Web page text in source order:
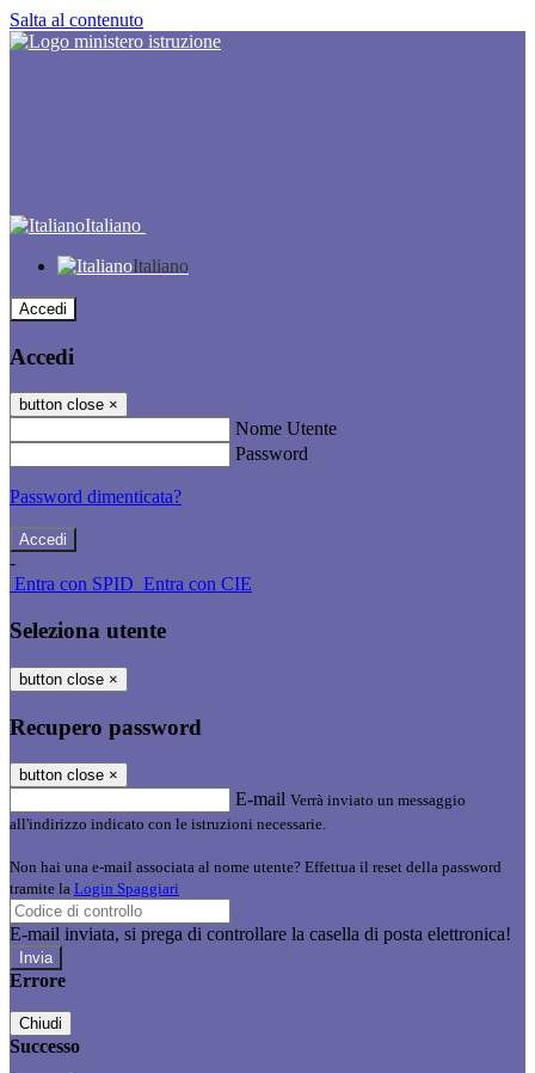
Salta al contenuto
Italiano
Italiano
Accedi
Accedi
button close ×
Nome Utente
Password
Password dimenticata?
-
Entra con SPID Entra con CIE
Seleziona utente
button close ×
Recupero password
button close ×
E-mail Verrà inviato un messaggio
all'indirizzo indicato con le istruzioni necessarie.
Non hai una e-mail associata al nome utente? Effettua il reset della password
tramite la Login Spaggiari
E-mail inviata, si prega di controllare la casella di posta elettronica!
Errore
Chiudi
Successo